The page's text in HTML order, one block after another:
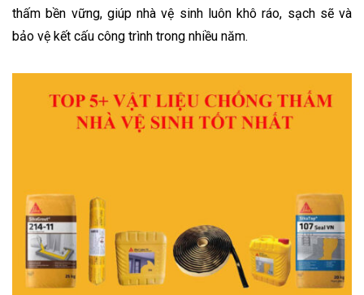
thấm bền vững, giúp nhà vệ sinh luôn khô ráo, sạch sẽ và
bảo vệ kết cấu công trình trong nhiều năm.